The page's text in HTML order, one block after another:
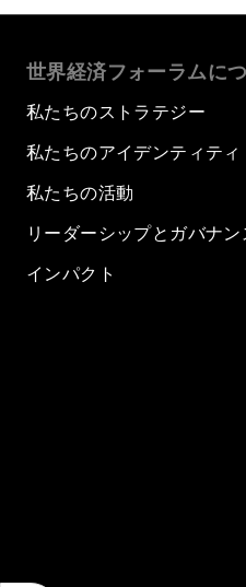
世界経済フォーラムに
私たちのストラテジー
私たちのアイデンティティ
私たちの活動
リーダーシップとガバナン
インパクト